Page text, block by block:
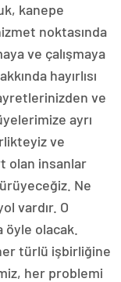
kanepe
noktasında
ve çalışmaya
hayırlısı
ve
ayrı
ve
olan insanlar
Ne
vardır. O
öyle olacak.
türlü işbirliğine
her problemi